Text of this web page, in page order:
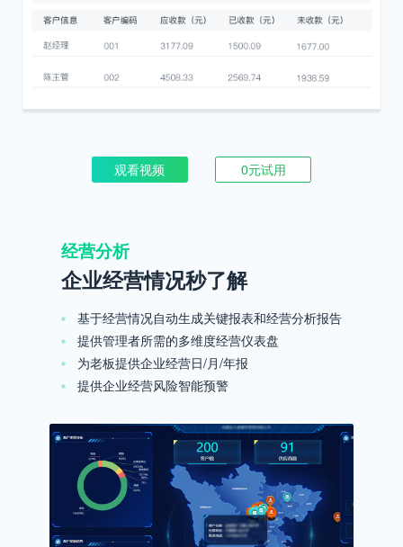
观看视频 0元试用
经营分析
企业经营情况秒了解
基于经营情况自动生成关键报表和经营分析报告
提供管理者所需的多维度经营仪表盘
为老板提供企业经营日/月/年报
提供企业经营风险智能预警